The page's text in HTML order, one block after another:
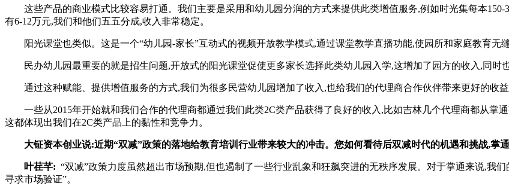
这些产品的商业模式比较容易打通。我们主要是采用和幼儿园分润的方式来提供此类增值服务,例如时光集每本150-
有6-12万元,我们和他们五五分成,收入非常稳定。
阳光课堂也类似。这是一个“幼儿园-家长”互动式的视频开放教学模式,通过课堂教学直播功能,使园所和家庭教育无
民办幼儿园最重要的就是招生问题,开放式的阳光课堂促使更多家长选择此类幼儿园入学,这增加了园方的收入,同时也
通过这种赋能、提供增值服务的方式,我们为很多民营幼儿园增加了收入,也给我们的代理商合作伙伴带来更好的收益
一些从2015年开始就和我们合作的代理商都通过我们此类2C类产品获得了良好的收入,比如吉林几个代理商都从掌
这都体现出我们在2C类产品上的黏性和竞争力。
大钲资本创业说:近期“双减”政策的落地给教育培训行业带来较大的冲击。您如何看待后双减时代的机遇和挑战,掌
叶荏芊: “双减”政策力度虽然超出市场预期,但也遏制了一些行业乱象和狂飙突进的无秩序发展。对于掌通来说,
寻求市场验证”。